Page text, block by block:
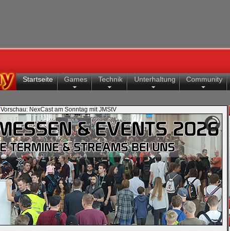
Startseite Games Technik Unterhaltung Community
Vorschau: NexCast am Sonntag mit JMStV